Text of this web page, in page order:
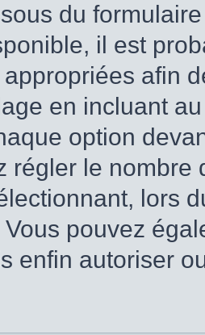
du
il est
afin
en incluant
option
régler le nombre
lors
pouvez
enfin autoriser